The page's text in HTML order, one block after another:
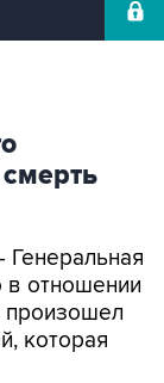
Генеральная
в отношении
произошел
которая